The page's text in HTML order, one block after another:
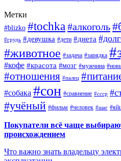
Метки
#blizko #tochka #алкоголь
#грудь #девушка #дети #диета
#животное #задача #зарядка
#кофе #красота #мозг #мужчина
#отношения #палец
#собака #сон #сравнение #ссср
#учёный #фильм #человек #шаг
Покупатели всё чаще
происхождением
Что важно знать владельцу